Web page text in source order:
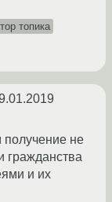
топика
не
гражданства
и их